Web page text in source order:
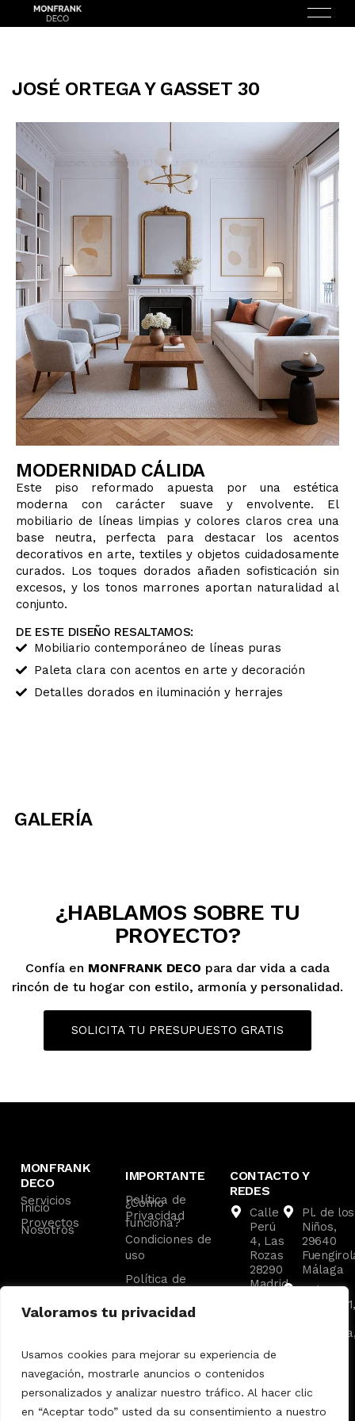
Valoramos tu privacidad
Usamos cookies para mejorar su experiencia de
navegación, mostrarle anuncios o contenidos
personalizados y analizar nuestro tráfico. Al hacer clic
en “Aceptar todo” usted da su consentimiento a nuestro
INICIO
NOSOTROS
SERVICIOS
¿CÓMO FUNCIONA?
PROYECTOS
ESPAÑOL
ENGLISH INGLÉS)
JOSÉ ORTEGA Y GASSET 30
MODERNIDAD CÁLIDA
Este piso reformado apuesta por una estética
moderna con carácter suave y envolvente. El
mobiliario de líneas limpias y colores claros crea una
base neutra, perfecta para destacar los acentos
decorativos en arte, textiles y objetos cuidadosamente
curados. Los toques dorados añaden sofisticación sin
excesos, y los tonos marrones aportan naturalidad al
conjunto.
DE ESTE DISEÑO RESALTAMOS:
Mobiliario contemporáneo de líneas puras
Paleta clara con acentos en arte y decoración
Detalles dorados en iluminación y herrajes
GALERÍA
¿HABLAMOS SOBRE TU
PROYECTO?
Confía en MONFRANK DECO para dar vida a cada
rincón de tu hogar con estilo, armonía y personalidad.
SOLICITA TU PRESUPUESTO GRATIS
MONFRANK
DECO
Inicio
Nosotros
Servicios
Proyectos
¿Cómo
funciona?
IMPORTANTE
Política de
Privacidad
Condiciones de
uso
Política de
CONTACTO Y
REDES
Calle
Perú
4, Las
Rozas
28290
Madrid
Pozuelo
de
Alarcón
Pl. de los
Niños,
29640
Málaga
C. las
Malvas, 1,